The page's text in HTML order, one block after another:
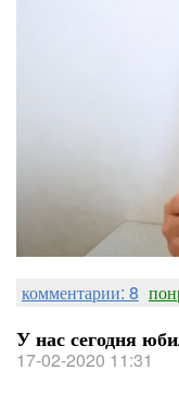
комментарии: 8
У нас сегодня
17-02-2020 11:31